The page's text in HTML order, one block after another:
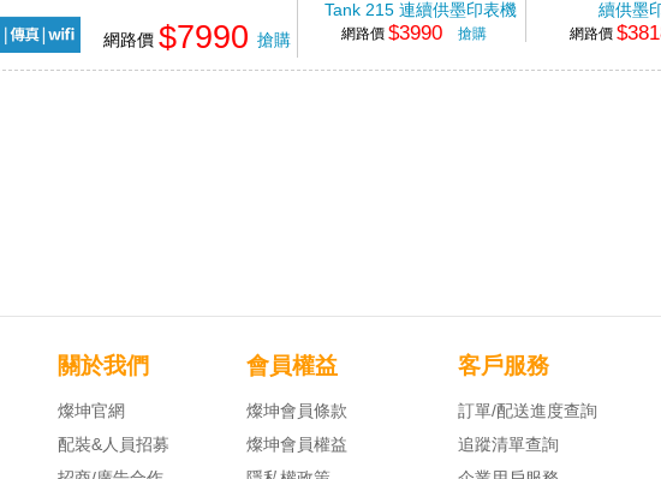
網路價 $7990 搶購
Tank 215 連續供墨印表機
+Microsoft 365 Personal 個
網路價 $3990 搶購
續供墨
網路價